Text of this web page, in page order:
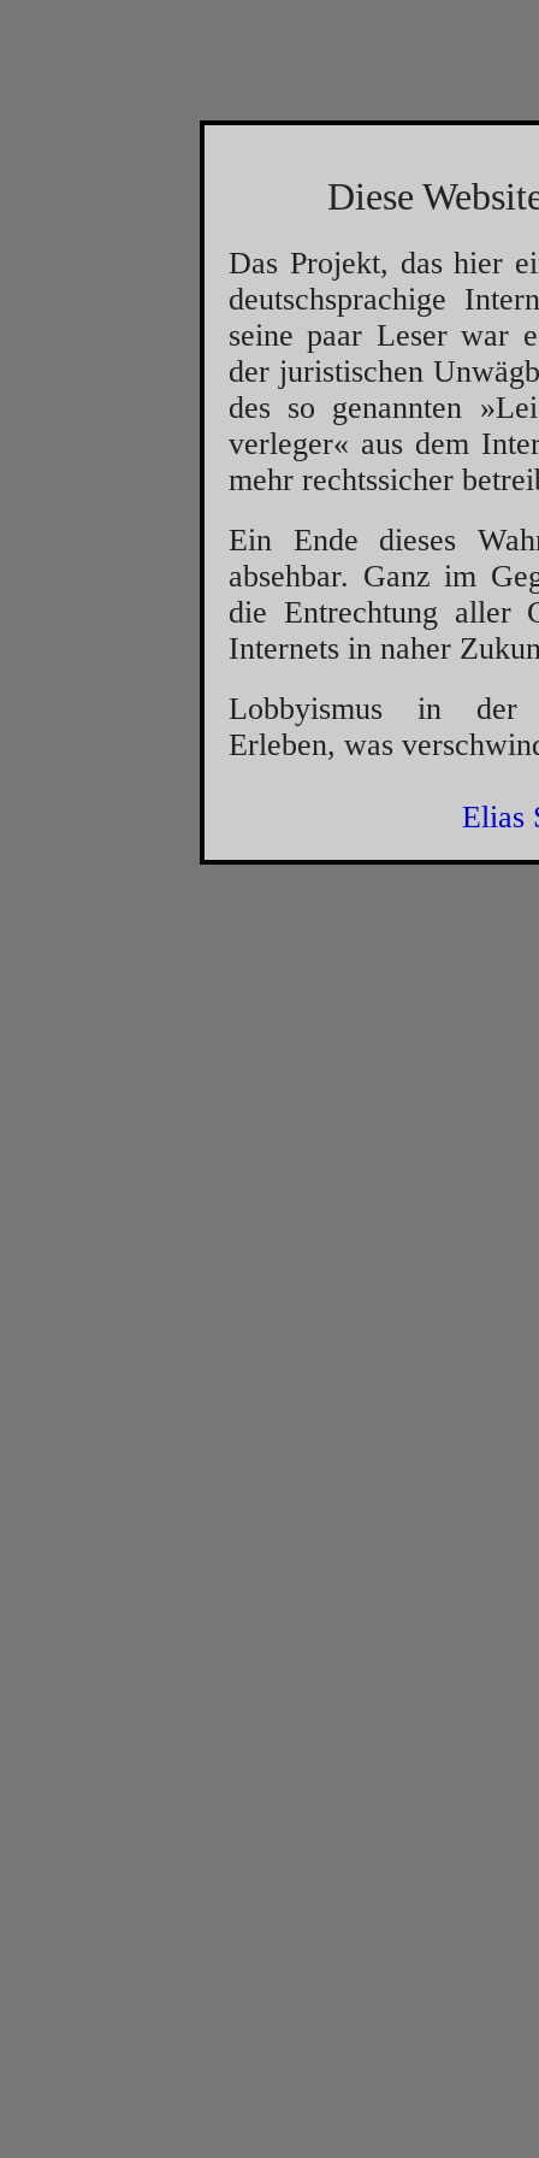
Diese
Das Projekt, das hier
deutschsprachige
seine paar Leser war
der juristischen
des so genannten
verleger« aus dem
mehr rechtssicher
Ein Ende dieses
absehbar. Ganz im
die Entrechtung aller
Internets in naher
Lobbyismus in der
Erleben, was
Elias